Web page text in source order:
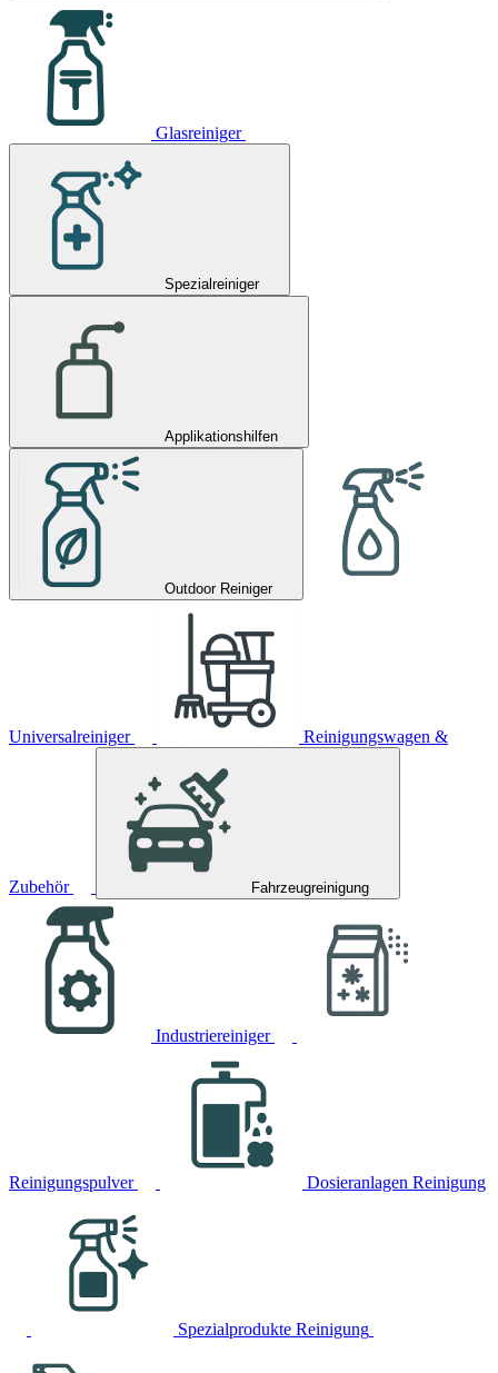
Glasreiniger
Spezialreiniger
Applikationshilfen
Outdoor Reiniger
Universalreiniger Reinigungswagen &
Zubehör Fahrzeugreinigung
Industriereiniger
Reinigungspulver Dosieranlagen Reinigung
Spezialprodukte Reinigung